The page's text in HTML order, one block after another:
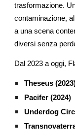
trasformazione.
contaminazione,
a una scena
diversi senza
Dal 2023 a oggi,
Theseus
Pacifer (2024)
Underdog